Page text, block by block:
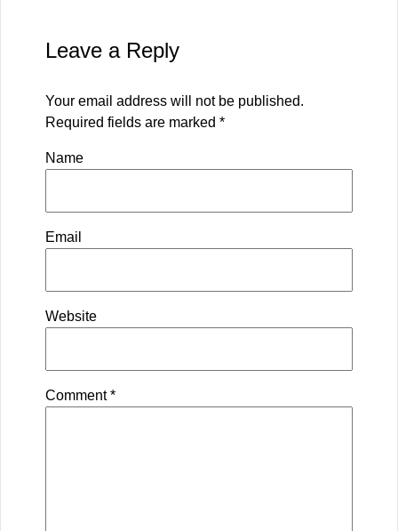
Leave a Reply
Your email address will not be published.
Required fields are marked *
Name
Email
Website
Comment*